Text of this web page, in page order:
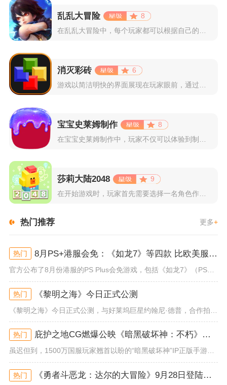
乱乱大冒险
8
消灭彩砖
6
宝宝史莱姆制作
8
莎莉大陆2048
9
热门推荐 更多+
热门 8月PS+港服会免：《如龙7》等四款 比欧美服多一款
官方公布了8月份港服的PS Plus会免游戏，包括《如龙7》（PS4/PS5）、《小小梦魇》（PS4）、《托尼霍克职业滑...
热门 《黎明之海》今日正式公测
热门 庇护之地CG燃爆公映《暗黑破坏神：不朽》今日全平台上线
虽迟但到，1500万国服玩家翘首以盼的“暗黑破坏神”IP正版手游《暗黑破坏神：不朽》已于今日全平台上线！动作RPG王者再...
热门 《勇者斗恶龙：达尔的大冒险》9月28日登陆苹果谷歌应用商店